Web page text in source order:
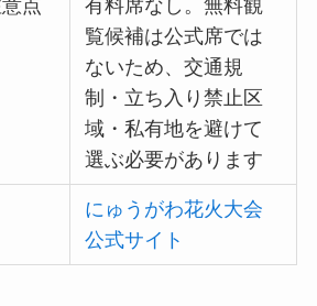
点
有料席なし。無料観
覧候補は公式席では
ないため、交通規
制・立ち入り禁止区
域・私有地を避けて
選ぶ必要があります
にゅうがわ花火大会
公式サイト